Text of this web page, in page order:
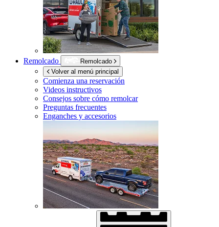
Remolcado
Remolcado
Volver al menú principal
Comienza una reservación
Videos instructivos
Consejos sobre cómo remolcar
Preguntas frecuentes
Enganches y accesorios